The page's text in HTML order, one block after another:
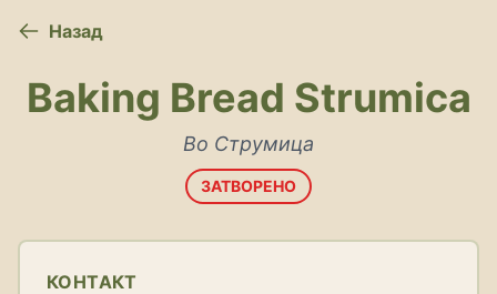
Назад
Baking Bread Strumica
Во Струмица
ЗАТВОРЕНО
КОНТАКТ